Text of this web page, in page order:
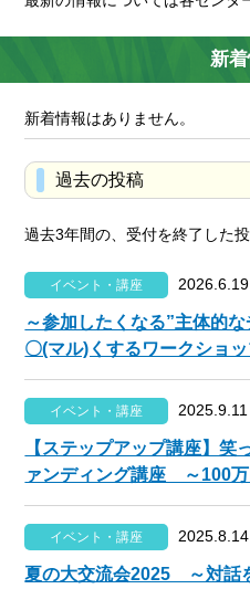
新
新着情報はありません。
過去の投稿
過去3年間の、受付を終了した投
イベント・講座 2026.6.19
～参加したくなる”主体的
〇(マル)くするワークショッ
イベント・講座 2025.9.11
【ステップアップ講座】笑
ァンディング講座 ～100
イベント・講座 2025.8.14
夏の大交流会2025 ～対話